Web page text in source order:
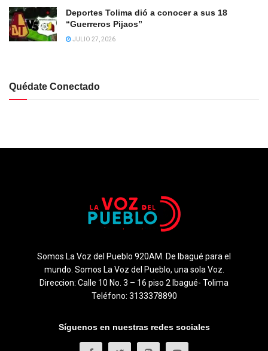
Deportes Tolima dió a conocer a sus 18
“Guerreros Pijaos”
JULIO 27, 2026
Quédate Conectado
Somos La Voz del Pueblo 920AM. De Ibagué para el
mundo. Somos La Voz del Pueblo, una sola Voz.
Direccion: Calle 10 No. 3 – 16 piso 2 Ibagué- Tolima
Teléfono: 3133378890
Síguenos en nuestras redes sociales